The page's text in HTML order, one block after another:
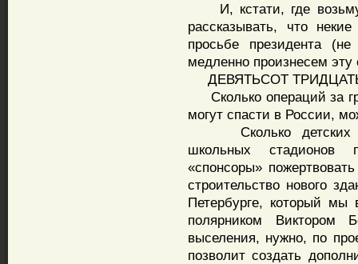
И, кстати, где
рассказывать, что
просьбе президента
медленно произнесем эту
ДЕВЯТЬСОТ
Сколько операций за
могут спасти в России,
Сколько детских
школьных стадионов
«спонсоры»
строительство нового
Петербурге, который мы
полярником Виктором
выселения, нужно, по
позволит создать